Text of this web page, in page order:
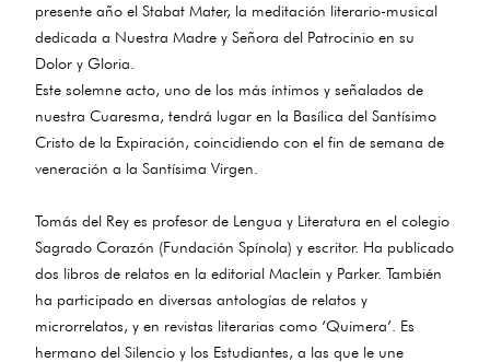
presente año el Stabat Mater, la meditación literario-musical
dedicada a Nuestra Madre y Señora del Patrocinio en su
Dolor y Gloria.
Este solemne acto, uno de los más íntimos y señalados de
nuestra Cuaresma, tendrá lugar en la Basílica del Santísimo
Cristo de la Expiración, coincidiendo con el fin de semana de
veneración a la Santísima Virgen.
Tomás del Rey es profesor de Lengua y Literatura en el colegio
Sagrado Corazón (Fundación Spínola) y escritor. Ha publicado
dos libros de relatos en la editorial Maclein y Parker. También
ha participado en diversas antologías de relatos y
microrrelatos, y en revistas literarias como ‘Quimera’. Es
hermano del Silencio y los Estudiantes, a las que le une